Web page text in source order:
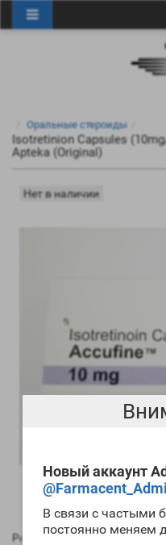
Новый аккаунт
В связи с частыми
постоянно меняем
Оральные стероиды
Isotretinion Capsules
Apteka (Original)
Нет в наличии
Рейтинг: